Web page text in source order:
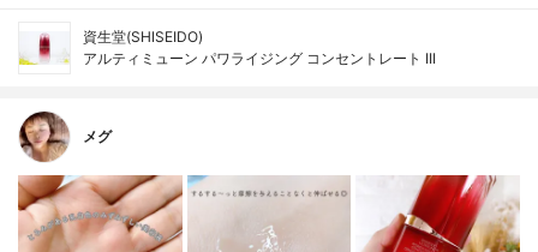
資生堂(SHISEIDO)
アルティミューン パワライジング コンセントレート III
メグ